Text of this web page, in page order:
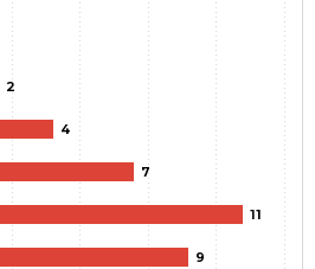
2
4
7
11
9